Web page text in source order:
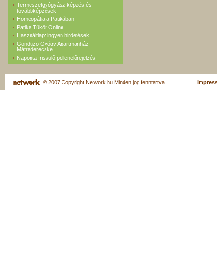
Természetgyógyász képzés és
továbbképzések
Homeopátia a Patikában
Patika Tükör Online
Használtlap: ingyen hirdetések
Gonduzo Gyógy Apartmanház
Mátraderecske
Naponta frissülõ pollenelõrejelzés
© 2007 Copyright Network.hu Minden jog fenntartva.